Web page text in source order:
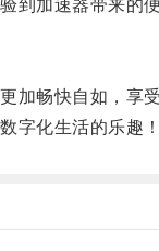
加速器带来的便
畅快自如，享受
化生活的乐趣！